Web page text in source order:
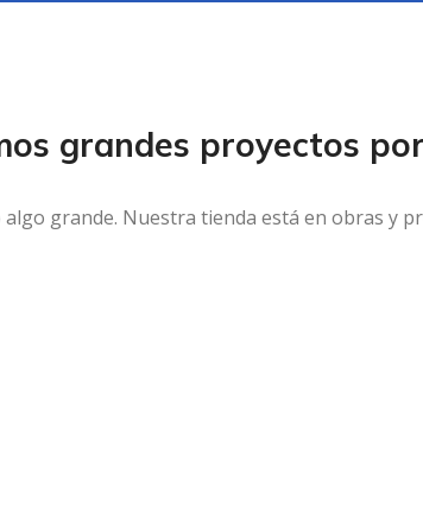
grandes proyectos
algo grande. Nuestra tienda está en obras y